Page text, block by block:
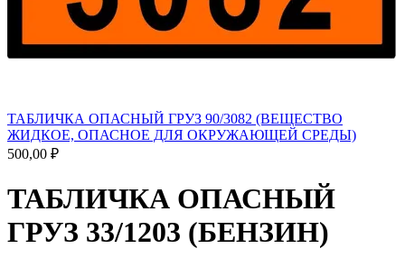
ТАБЛИЧКА ОПАСНЫЙ ГРУЗ 90/3082 (ВЕЩЕСТВО
ЖИДКОЕ, ОПАСНОЕ ДЛЯ ОКРУЖАЮЩЕЙ СРЕДЫ)
500,00 ₽
ТАБЛИЧКА ОПАСНЫЙ
ГРУЗ 33/1203 (БЕНЗИН)